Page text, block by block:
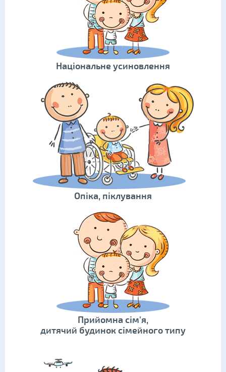
Національне усиновлення
Опіка, піклування
Прийомна сім'я,
дитячий будинок сімейного типу